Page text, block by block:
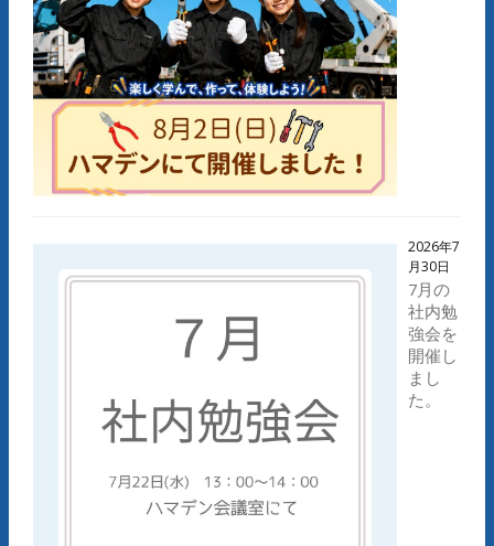
2026年7
月30日
7月の
社内勉
強会を
開催し
まし
た。